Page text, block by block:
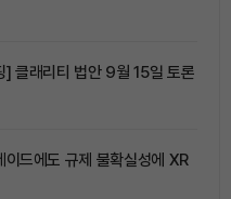
] 클래리티 법안 9월 15일 토론
이드에도 규제 불확실성에 XR